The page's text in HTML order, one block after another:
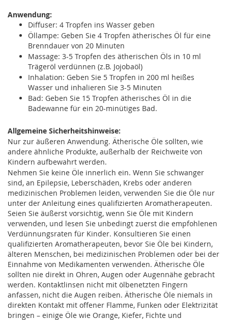
Anwendung:
Diffuser: 4 Tropfen ins Wasser geben
Öllampe: Geben Sie 4 Tropfen ätherisches Öl für eine
Brenndauer von 20 Minuten
Massage: 3-5 Tropfen des ätherischen Öls in 10 ml
Trägeröl verdünnen (z.B. Jojobaöl)
Inhalation: Geben Sie 5 Tropfen in 200 ml heißes
Wasser und inhalieren Sie 3-5 Minuten
Bad: Geben Sie 15 Tropfen ätherisches Öl in die
Badewanne für ein 20-minütiges Bad.
Allgemeine Sicherheitshinweise:
Nur zur äußeren Anwendung. Ätherische Öle sollten, wie
andere ähnliche Produkte, außerhalb der Reichweite von
Kindern aufbewahrt werden.
Nehmen Sie keine Öle innerlich ein. Wenn Sie schwanger
sind, an Epilepsie, Leberschäden, Krebs oder anderen
medizinischen Problemen leiden, verwenden Sie die Öle nur
unter der Anleitung eines qualifizierten Aromatherapeuten.
Seien Sie äußerst vorsichtig, wenn Sie Öle mit Kindern
verwenden, und lesen Sie unbedingt zuerst die empfohlenen
Verdünnungsraten für Kinder. Konsultieren Sie einen
qualifizierten Aromatherapeuten, bevor Sie Öle bei Kindern,
älteren Menschen, bei medizinischen Problemen oder bei der
Einnahme von Medikamenten verwenden. Ätherische Öle
sollten nie direkt in Ohren, Augen oder Augennähe gebracht
werden. Kontaktlinsen nicht mit ölbenetzten Fingern
anfassen, nicht die Augen reiben. Ätherische Öle niemals in
direkten Kontakt mit offener Flamme, Funken oder Elektrizität
bringen – einige Öle wie Orange, Kiefer, Fichte und